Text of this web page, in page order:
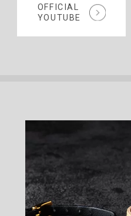
OFFICIAL
YOUTUBE